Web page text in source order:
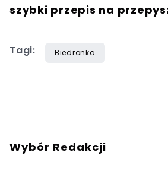
szybki przepis na
Tagi: Biedronka
Wybór Redakcji